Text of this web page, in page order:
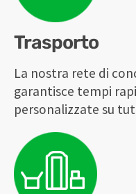
Trasporto
La nostra rete di
garantisce tempi
personalizzate su